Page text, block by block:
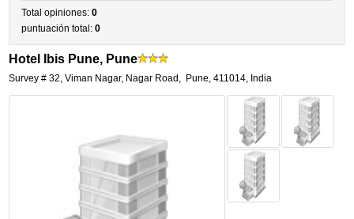
Total opiniones:0
puntuación total:0
Hotel Ibis Pune, Pune
Survey # 32, Viman Nagar, Nagar Road , Pune,411014, India